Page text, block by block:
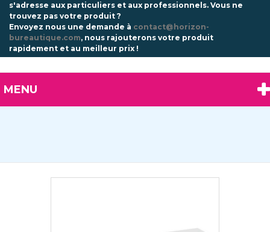
s'adresse aux particuliers et aux professionnels. Vous ne
trouvez pas votre produit ?
Envoyez nous une demande à contact@horizon-
bureautique.com, nous rajouterons votre produit
rapidement et au meilleur prix !
MENU